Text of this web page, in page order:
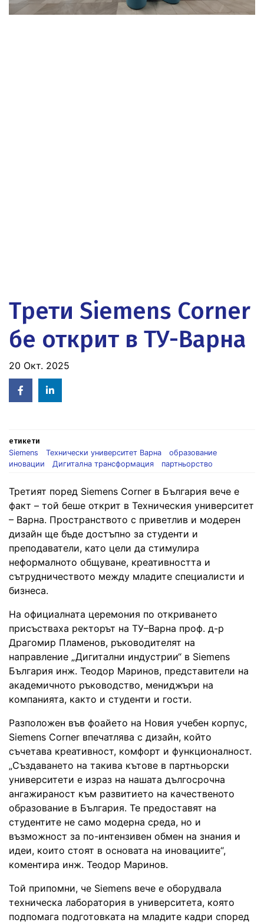
Трети Siemens Corner
бе открит в ТУ-Варна
20 Окт. 2025
Facebook
in
етикети
Siemens
Технически университет Варна
образование
иновации
Дигитална трансформация партньорство
Третият поред Siemens Corner в България вече е
факт – той беше открит в Техническия университет
– Варна. Пространството с приветлив и модерен
дизайн ще бъде достъпно за студенти и
преподаватели, като цели да стимулира
неформалното общуване, креативността и
сътрудничеството между младите специалисти и
бизнеса.
На официалната церемония по откриването
присъстваха ректорът на ТУ–Варна проф. д-р
Драгомир Пламенов, ръководителят на
направление „Дигитални индустрии“ в Siemens
България инж. Теодор Маринов, представители на
академичното ръководство, мениджъри на
компанията, както и студенти и гости.
Разположен във фоайето на Новия учебен корпус,
Siemens Corner впечатлява с дизайн, който
съчетава креативност, комфорт и функционалност.
„Създаването на такива кътове в партньорски
университети е израз на нашата дългосрочна
ангажираност към развитието на качественото
образование в България. Те предоставят на
студентите не само модерна среда, но и
възможност за по-интензивен обмен на знания и
идеи, които стоят в основата на иновациите“,
коментира инж. Теодор Маринов.
Той припомни, че Siemens вече е оборудвала
техническа лаборатория в университета, която
подпомага подготовката на младите кадри според